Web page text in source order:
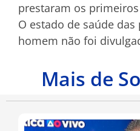
prestaram os
O estado de saúde das
homem não foi
Mais de